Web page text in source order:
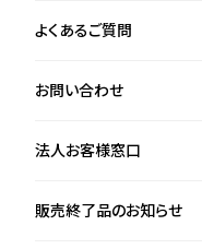
よくあるご質問
お問い合わせ
法人お客様窓口
販売終了品のお知らせ